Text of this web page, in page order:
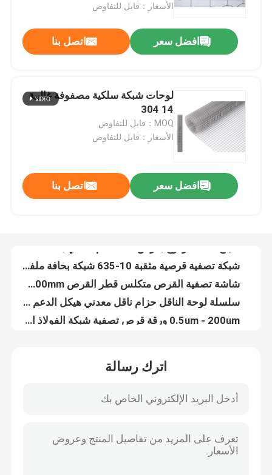
المنزل
حولنا
مراقبة الجودة
اتصل بنا
القضايا
الأسعار：قابل للتفاوض
افضل سعر اتصل بنا
لوحات شبكة سلكية مصفوفة غالبية
14 304
MOQ：قابل للتفاوض
الأسعار：قابل للتفاوض
افضل سعر اتصل بنا
حزام ناقل معدني من الفولاذ الخفيف مقوى بحزام ناقل بسلسلة SS
اترك رسالة